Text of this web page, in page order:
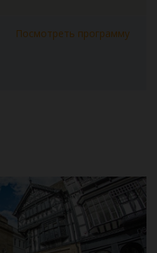
Посмотреть программу